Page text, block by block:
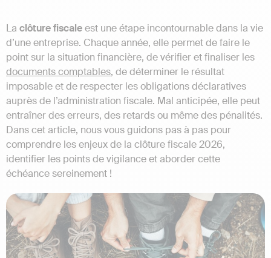
La clôture fiscaleest une étape incontournable dans la vie
d’une entreprise. Chaque année, elle permet de faire le
point sur la situation financière, de vérifier et finaliser les
documents comptables, de déterminer le résultat
imposable et de respecter les obligations déclaratives
auprès de l’administration fiscale. Mal anticipée, elle peut
entraîner des erreurs, des retards ou même des pénalités.
Dans cet article, nous vous guidons pas à pas pour
comprendre les enjeux de la clôture fiscale 2026,
identifier les points de vigilance et aborder cette
échéance sereinement !